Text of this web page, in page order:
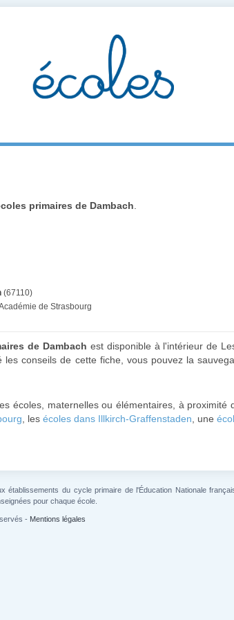
primaires de Dambach
(67110)
de Strasbourg
de Dambach est disponible à l'intérieur de
les conseils de cette fiche, vous pouvez la
écoles, maternelles ou élémentaires, à proximité
, les écoles dans Illkirch-Graffenstaden , une
établissements du cycle primaire de l'Éducation Nationale
pour chaque école.
- Mentions légales